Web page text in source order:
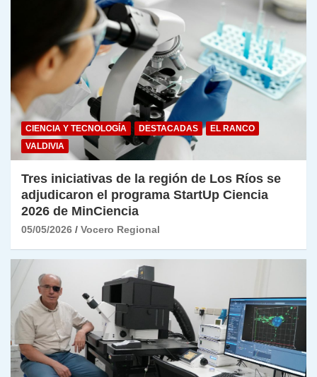
CIENCIA Y TECNOLOGÍA DESTACADAS
EL RANCO
VALDIVIA
Tres iniciativas de la región de Los Ríos se
adjudicaron el programa StartUp Ciencia
2026 de MinCiencia
05/05/2026 Vocero Regional